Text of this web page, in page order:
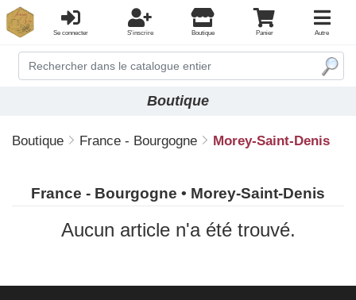
Se connecter S'inscrire Boutique Panier Autre
Boutique
Boutique France - Bourgogne Morey-Saint-Denis
France - Bourgogne • Morey-Saint-Denis
Aucun article n'a été trouvé.